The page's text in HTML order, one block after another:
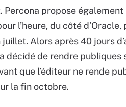
Percona propose également
l’heure, du côté
Alors après 40 jours
décidé de rendre
que l’éditeur ne rende
la fin octobre.